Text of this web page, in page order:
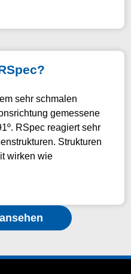
sehr schmalen
gemessene
RSpec reagiert sehr
Strukturen
wirken wie